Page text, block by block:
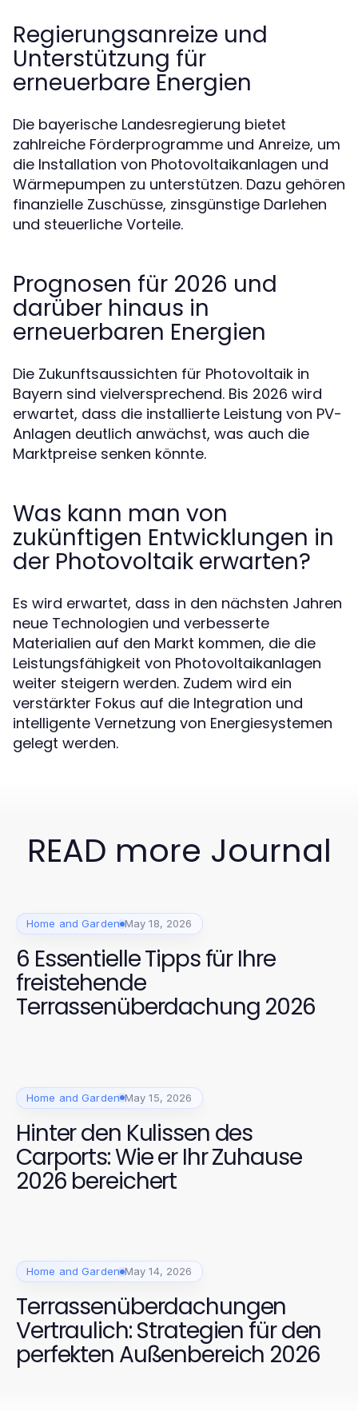
Regierungsanreize und
Unterstützung für
erneuerbare Energien
Die bayerische Landesregierung bietet
zahlreiche Förderprogramme und Anreize, um
die Installation von Photovoltaikanlagen und
Wärmepumpen zu unterstützen. Dazu gehören
finanzielle Zuschüsse, zinsgünstige Darlehen
und steuerliche Vorteile.
Prognosen für 2026 und
darüber hinaus in
erneuerbaren Energien
Die Zukunftsaussichten für Photovoltaik in
Bayern sind vielversprechend. Bis 2026 wird
erwartet, dass die installierte Leistung von PV-
Anlagen deutlich anwächst, was auch die
Marktpreise senken könnte.
Was kann man von
zukünftigen Entwicklungen in
der Photovoltaik erwarten?
Es wird erwartet, dass in den nächsten Jahren
neue Technologien und verbesserte
Materialien auf den Markt kommen, die die
Leistungsfähigkeit von Photovoltaikanlagen
weiter steigern werden. Zudem wird ein
verstärkter Fokus auf die Integration und
intelligente Vernetzung von Energiesystemen
gelegt werden.
READ more Journal
Home and Garden May 18, 2026
6 Essentielle Tipps für Ihre
freistehende
Terrassenüberdachung 2026
Home and Garden May 15, 2026
Hinter den Kulissen des
Carports: Wie er Ihr Zuhause
2026 bereichert
Home and Garden May 14, 2026
Terrassenüberdachungen
Vertraulich: Strategien für den
perfekten Außenbereich 2026